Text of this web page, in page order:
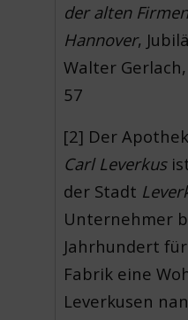
der alten
Hannover,
Walter
57
[2] Der
Carl Leverkus
der Stadt
Unternehmer
Jahrhundert
Fabrik eine
Leverkusen